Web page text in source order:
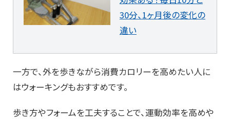
30分、1ヶ月後の変化の
違い
一方で、外を歩きながら消費カロリーを高めたい人に
はウォーキングもおすすめです。
歩き方やフォームを工夫することで、運動効率を高めや